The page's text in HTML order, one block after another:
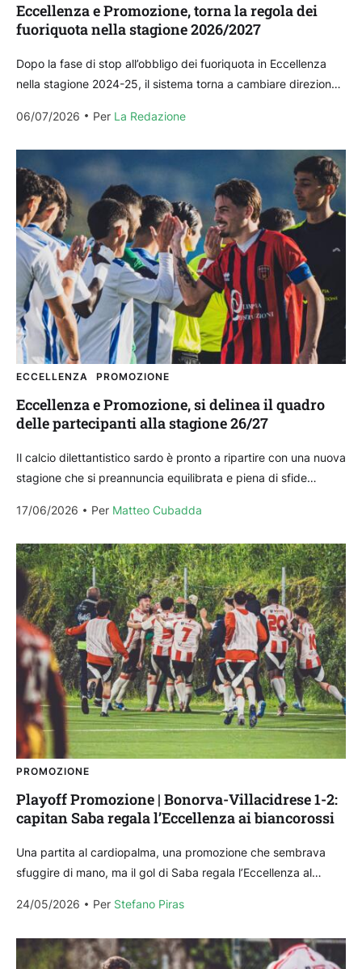
Eccellenza e Promozione, torna la regola dei
fuoriquota nella stagione 2026/2027
Dopo la fase di stop all’obbligo dei fuoriquota in Eccellenza
nella stagione 2024-25, il sistema torna a cambiare direzione
06/07/2026
Per La Redazione
ECCELLENZA PROMOZIONE
Eccellenza e Promozione, si delinea il quadro
delle partecipanti alla stagione 26/27
Il calcio dilettantistico sardo è pronto a ripartire con una nuova
stagione che si preannuncia equilibrata e piena di sfide
17/06/2026
Per Matteo Cubadda
PROMOZIONE
Playoff Promozione | Bonorva-Villacidrese 1-2:
capitan Saba regala l’Eccellenza ai biancorossi
Una partita al cardiopalma, una promozione che sembrava
sfuggire di mano, ma il gol di Saba regala l’Eccellenza al
24/05/2026
Per Stefano Piras